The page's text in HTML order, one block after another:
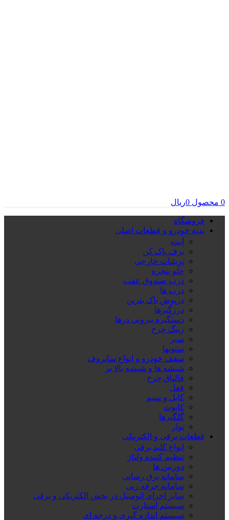
0 محصول 0ریال
فروشگاه
بدنه خودرو و قطعات اصلی
آیینه
برف پاک کن
تزِیئنات خارجی
جلو پنجره
درب صندوق عقب
درب ها
درپوش باک بنزین
درزگیرها
دستگیره بیرونی درها
رینگ چرخ
سپر
ستونها
سقف خودرو و انواع سانروف
شیشه ها و شیشه بالا بر
قالپاق چرخ
قفل
کابل و سیم
کاپوت
گلگیرها
نوار
قطعات برقی و الکتریکی
انواع کلید برقی
تنظیم کننده ولتاژ
دوربین ها
سامانه برق رسانی
سامانه جرقه زنی
سایر اجزای اتومبیل در بخش الکتریکی و برقی
سیستم استارت
سیستم اندازه گیری و درجه ای